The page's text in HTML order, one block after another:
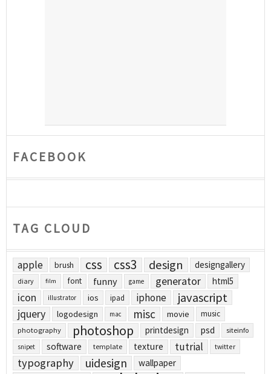
FACEBOOK
TAG CLOUD
apple brush css css3 design designgallery
diary film font funny game generator html5
icon illustrator ios ipad iphone javascript
jquery logodesign mac misc movie music
photography photoshop printdesign psd siteinfo
snipet software template texture tutrial twitter
typography uidesign wallpaper